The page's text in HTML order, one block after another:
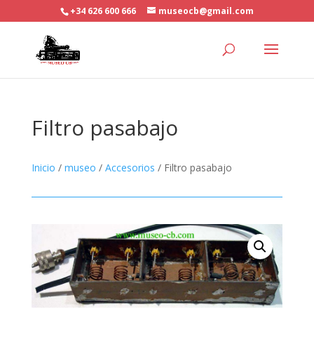
+34 626 600 666 museocb@gmail.com
Filtro pasabajo
Inicio / museo / Accesorios / Filtro pasabajo